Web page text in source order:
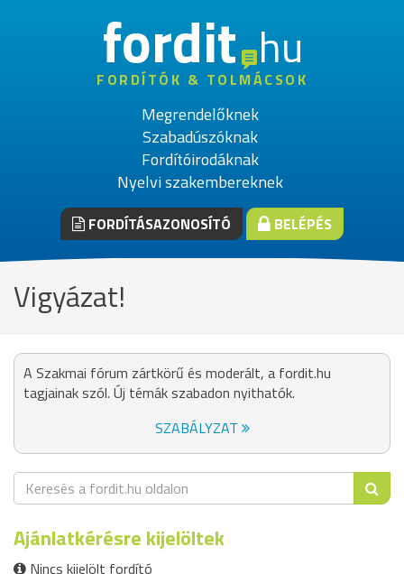
fordithu
FORDÍTÓK & TOLMÁCSOK
Megrendelőknek
Szabadúszóknak
Fordítóirodáknak
Nyelvi szakembereknek
FORDÍTÁSAZONOSÍTÓ BELÉPÉS
Vigyázat!
A Szakmai fórum zártkörű és moderált, a fordit.hu
tagjainak szól. Új témák szabadon nyithatók.
SZABÁLYZAT
Ajánlatkérésre kijelöltek
Nincs kijelölt fordító